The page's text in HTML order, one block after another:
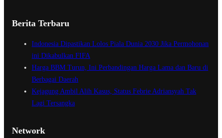
Berita Terbaru
Indonesia Dipastikan Lolos Piala Dunia 2030 Jika Permohonan
ini Dikabulkan FIFA
Harga BBM Turun, Ini Perbandingan Harga Lama dan Baru di
Berbagai Daerah
Kejagung Ambil Alih Kasus, Status Febrie Adriansyah Tak
Lagi Tersangka
Network